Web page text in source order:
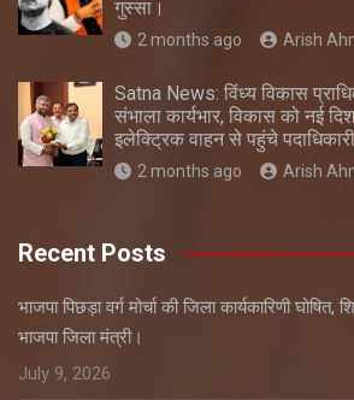
गुस्सा।
2 months ago Arish
Satna News: विंध्य विकास
संभाला कार्यभार, विकास को नई
इलेक्ट्रिक वाहन से पहुंचे
2 months ago Arish
Recent Posts
भाजपा पिछड़ा वर्ग मोर्चा की जिला कार्यकारिणी घोषित,
भाजपा जिला मंत्री।
July 9, 2026